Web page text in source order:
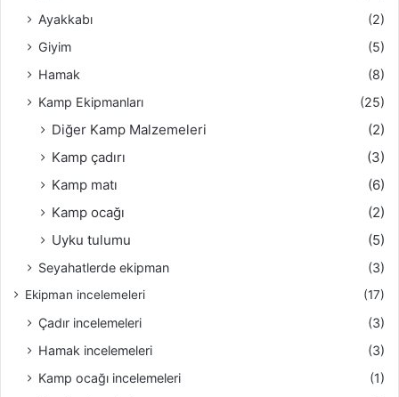
Ayakkabı
(2)
Giyim
(5)
Hamak
(8)
Kamp Ekipmanları
(25)
Diğer Kamp Malzemeleri
(2)
Kamp çadırı
(3)
Kamp matı
(6)
Kamp ocağı
(2)
Uyku tulumu
(5)
Seyahatlerde ekipman (3)
Ekipman incelemeleri (17)
Çadır incelemeleri
(3)
Hamak incelemeleri
(3)
Kamp ocağı incelemeleri
(1)